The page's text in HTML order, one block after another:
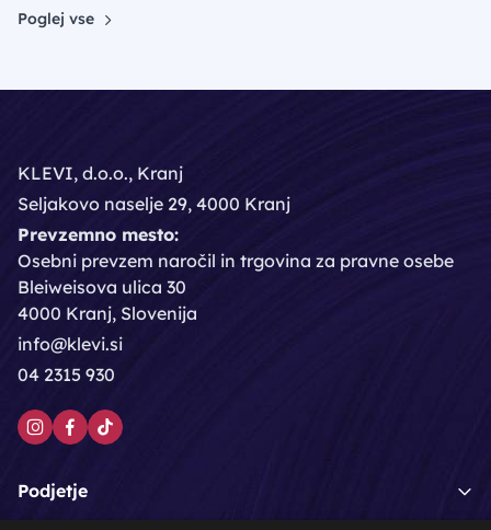
Poglej vse
KLEVI, d.o.o., Kranj
Seljakovo naselje 29, 4000 Kranj
Prevzemno mesto:
Osebni prevzem naročil in trgovina za pravne osebe
Bleiweisova ulica 30
4000 Kranj, Slovenija
info@klevi.si
04 2315 930
Podjetje